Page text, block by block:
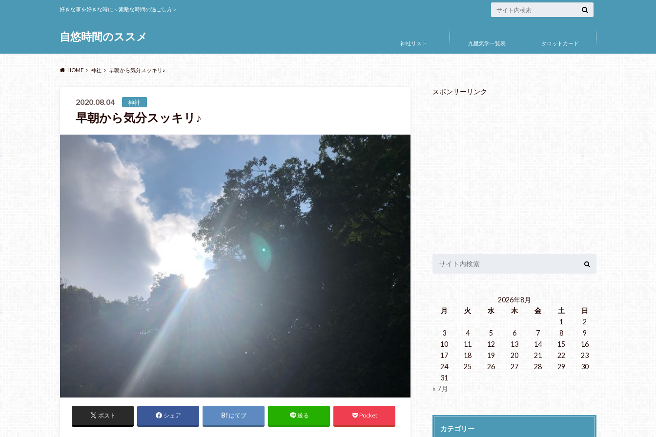
自悠時間のススメ
好きな事を好きな時に＜素敵な時間の過ごし方＞
神社リスト 九星気学一覧表 タロットカード
HOME 神社 早朝から気分スッキリ♪
2020.08.04 神社
早朝から気分スッキリ♪
ポスト シェア はてブ 送る Pocket
スポンサーリンク
2026年8月
月
火 水 木 金 土
日
1
2
3
4 5 6 7 8
9
10
11 12 13 14 15
16
17
18 19 20 21 22
23
24
25 26 27 28 29
30
31
« 7月
カテゴリー